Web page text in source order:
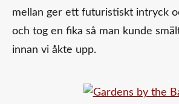
mellan ger ett futuristiskt intryck
och tog en fika så man kunde
innan vi åkte upp.